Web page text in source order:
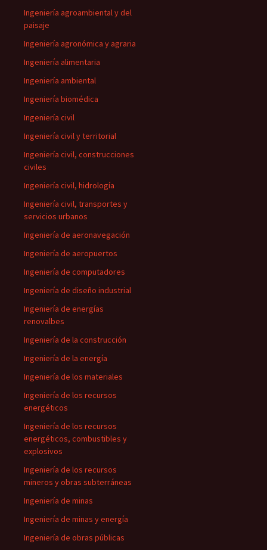
Ingeniería agroambiental y del
paisaje
Ingeniería agronómica y agraria
Ingeniería alimentaria
Ingeniería ambiental
Ingeniería biomédica
Ingeniería civil
Ingeniería civil y territorial
Ingeniería civil, construcciones
civiles
Ingeniería civil, hidrología
Ingeniería civil, transportes y
servicios urbanos
Ingeniería de aeronavegación
Ingeniería de aeropuertos
Ingeniería de computadores
Ingeniería de diseño industrial
Ingeniería de energías
renovalbes
Ingeniería de la construcción
Ingeniería de la energía
Ingeniería de los materiales
Ingeniería de los recursos
energéticos
Ingeniería de los recursos
energéticos, combustibles y
explosivos
Ingeniería de los recursos
mineros y obras subterráneas
Ingeniería de minas
Ingeniería de minas y energía
Ingeniería de obras públicas